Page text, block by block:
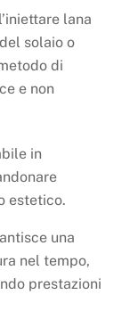
lana
solaio o
di
e non
in
estetico.
una
nel tempo,
prestazioni